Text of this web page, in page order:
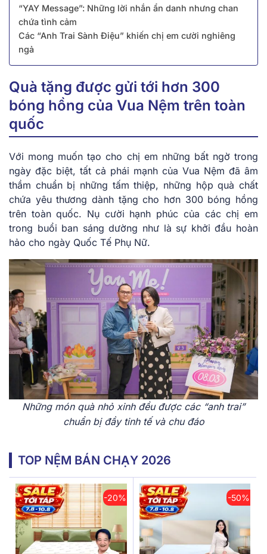
“YAY Message”: Những lời nhắn ẩn danh nhưng chan
chứa tình cảm
Các “Anh Trai Sành Điệu” khiến chị em cười nghiêng
ngả
Quà tặng được gửi tới hơn 300
bóng hồng của Vua Nệm trên toàn
quốc
Với mong muốn tạo cho chị em những bất ngờ trong
ngày đặc biệt, tất cả phái mạnh của Vua Nệm đã âm
thầm chuẩn bị những tấm thiệp, những hộp quà chất
chứa yêu thương dành tặng cho hơn 300 bóng hồng
trên toàn quốc. Nụ cười hạnh phúc của các chị em
trong buổi ban sáng dường như là sự khởi đầu hoàn
hảo cho ngày Quốc Tế Phụ Nữ.
Những món quà nhỏ xinh đều được các “anh trai”
chuẩn bị đầy tinh tế và chu đáo
TOP NỆM BÁN CHẠY 2026
-20% -50%